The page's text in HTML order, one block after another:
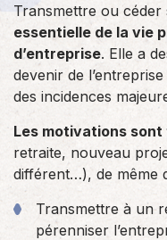
Transmettre ou
essentielle de la vie
d’entreprise. Elle a
devenir de
des incidences
Les motivations
retraite, nouveau
différent…), de même
Transmettre à un
pérenniser